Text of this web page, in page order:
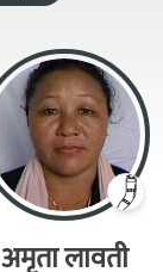
अमृता लावती